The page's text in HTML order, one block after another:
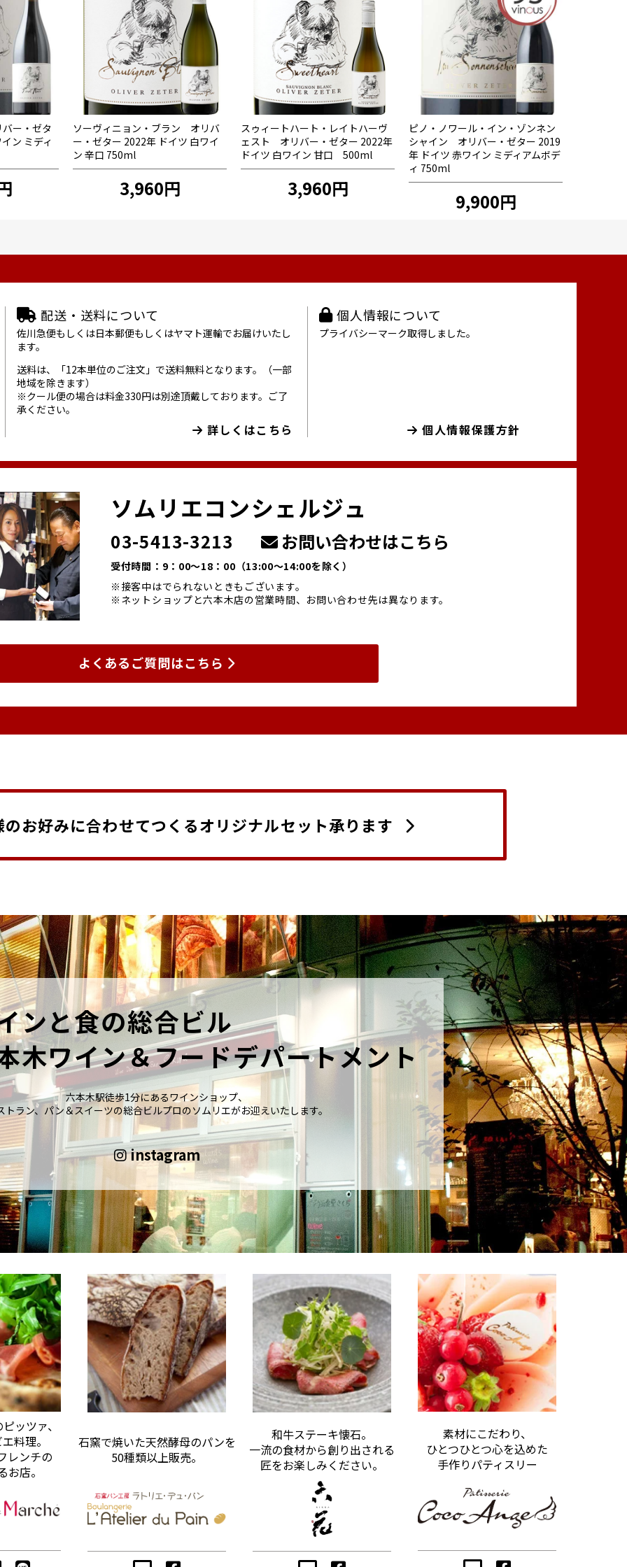
ー・ゼタ
ン ミディ
ソーヴィニョン・ブラン オリバ
ー・ゼター 2022年 ドイツ 白ワイ
ン 辛口 750ml
3,960円
スゥィートハート・レイトハーヴ
ェスト オリバー・ゼター 2022年
ドイツ 白ワイン 甘口 500ml
3,960円
ピノ・ノワール・イン・ゾンネン
シャイン オリバー・ゼター 2019
年 ドイツ 赤ワイン ミディアムボデ
ィ 750ml
9,900円
配送・送料について
佐川急便もしくは日本郵便もしくはヤマト運輸でお届けいたし
ます。
送料は、「12本単位のご注文」で送料無料となります。（一部
地域を除きます）
※クール便の場合は料金330円は別途頂戴しております。ご了
承ください。
詳しくはこちら
個人情報について
プライバシーマーク取得しました。
個人情報保護方針
ソムリエコンシェルジュ
03-5413-3213 お問い合わせはこちら
受付時間：9：00～18：00 （13:00～14:00を除く）
※接客中はでられないときもございます。
※ネットショップと六本木店の営業時間、お問い合わせ先は異なります。
よくあるご質問はこちら
のお好みに合わせてつくるオリジナルセット承ります
ンと食の総合ビル
木ワイン＆フードデパートメント
六本木駅徒歩1分にあるワインショップ、
トラン、パン＆スイーツの総合ビルプロのソムリエがお迎えいたします。
instagram
ッツァ、
料理。
レンチの
お店。
石窯で焼いた天然酵母のパンを
50種類以上販売。
和牛ステーキ懐石。
一流の食材から創り出される
匠をお楽しみください。
素材にこだわり、
ひとつひとつ心を込めた
手作りパティスリー